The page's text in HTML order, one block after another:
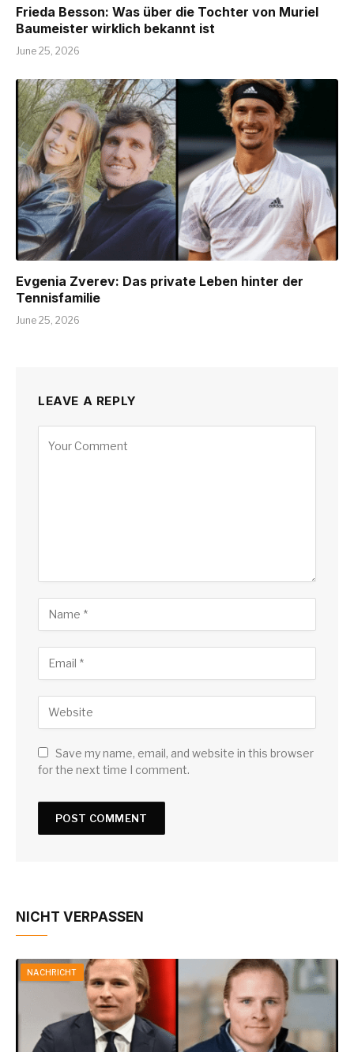
Frieda Besson: Was über die Tochter von Muriel
Baumeister wirklich bekannt ist
June 25, 2026
Evgenia Zverev: Das private Leben hinter der
Tennisfamilie
June 25, 2026
LEAVE A REPLY
Save my name, email, and website in this browser
for the next time I comment.
NICHT VERPASSEN
NACHRICHT